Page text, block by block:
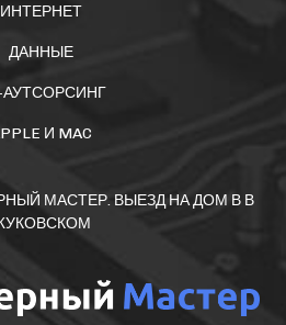
ИНТЕРНЕТ
ДАННЫЕ
АУТСОРСИНГ
И MAC
МАСТЕР. ВЫЕЗД НА ДОМ В В